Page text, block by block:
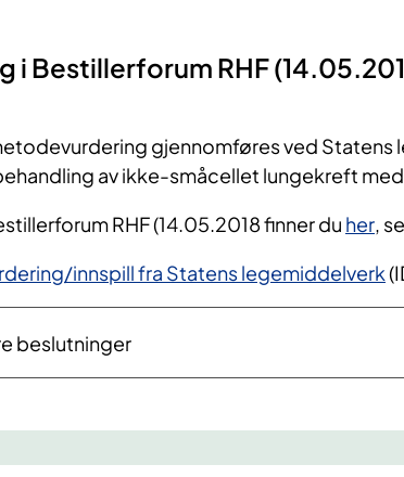
i Bestillerforum RHF
gjennomføres ved Statens
av ikke-småcellet lungekreft
RHF (14.05.2018 finner du her,
innspill fra Statens legemiddelverk
beslutninger